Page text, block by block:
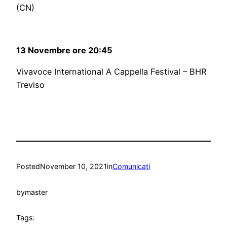
(CN)
13 Novembre ore 20:45
Vivavoce International A Cappella Festival – BHR
Treviso
PostedNovember 10, 2021inComunicati
bymaster
Tags: